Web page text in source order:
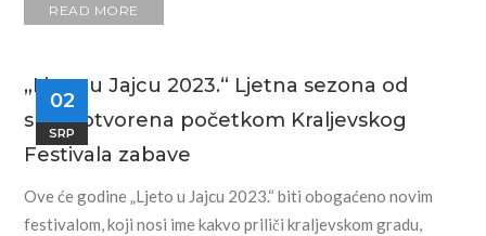
READ MORE
02
SRP
„Ljeto u Jajcu 2023.“ Ljetna sezona od
sutra otvorena početkom Kraljevskog
Festivala zabave
Ove će godine „Ljeto u Jajcu 2023.“ biti obogaćeno novim
festivalom, koji nosi ime kakvo priliči kraljevskom gradu,